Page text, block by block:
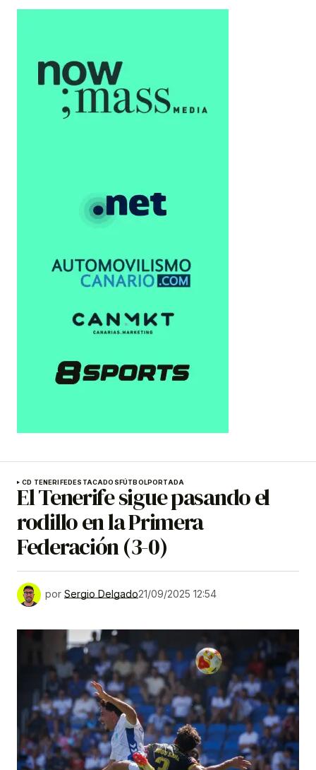
CD TENERIFEDESTACADOSFÚTBOLPORTADA
El Tenerife sigue pasando el
rodillo en la Primera
Federación (3-0)
por Sergio Delgado21/09/2025 12:54